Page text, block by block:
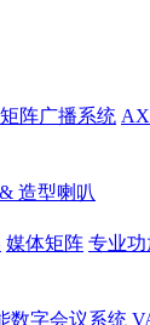
阵广播系统
造型喇叭
媒体矩阵 专业功
数字会议系统